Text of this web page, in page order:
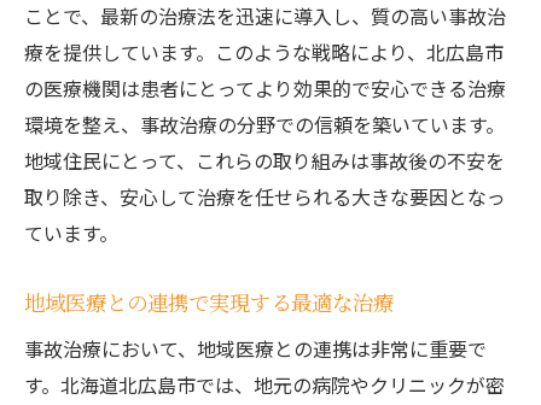
ことで、最新の治療法を迅速に導入し、質の高い事故治
療を提供しています。このような戦略により、北広島市
の医療機関は患者にとってより効果的で安心できる治療
環境を整え、事故治療の分野での信頼を築いています。
地域住民にとって、これらの取り組みは事故後の不安を
取り除き、安心して治療を任せられる大きな要因となっ
ています。
地域医療との連携で実現する最適な治療
事故治療において、地域医療との連携は非常に重要で
す。北海道北広島市では、地元の病院やクリニックが密